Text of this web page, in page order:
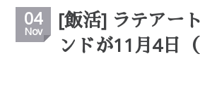
04
Nov
[飯活] ラテアー
ンドが11月4日